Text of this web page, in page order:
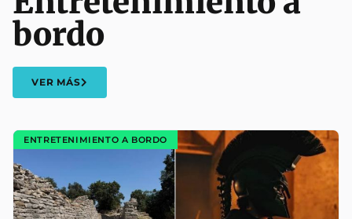
bordo
VER MÁS
ENTRETENIMIENTO A BORDO